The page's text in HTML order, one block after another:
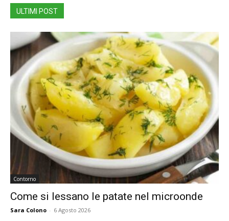
ULTIMI POST
Contorno
Come si lessano le patate nel microonde
Sara Colono - 6 Agosto 2026